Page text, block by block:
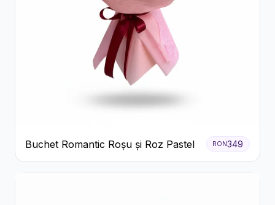
Buchet Romantic Roșu și Roz Pastel RON349